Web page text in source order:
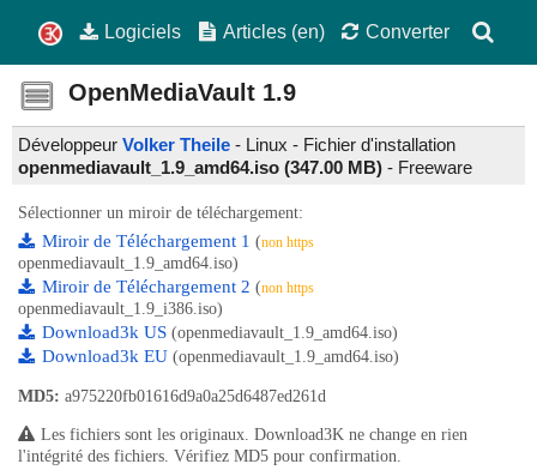
Logiciels Articles (en) Converter
OpenMediaVault 1.9
Développeur Volker Theile - Linux - Fichier d'installation
openmediavault_1.9_amd64.iso (347.00 MB) - Freeware
Sélectionner un miroir de téléchargement:
Miroir de Téléchargement 1 (non https
openmediavault_1.9_amd64.iso)
Miroir de Téléchargement 2 (non https
openmediavault_1.9_i386.iso)
Download3k US (openmediavault_1.9_amd64.iso)
Download3k EU (openmediavault_1.9_amd64.iso)
MD5: a975220fb01616d9a0a25d6487ed261d
Les fichiers sont les originaux. Download3K ne change en rien
l'intégrité des fichiers. Vérifiez MD5 pour confirmation.